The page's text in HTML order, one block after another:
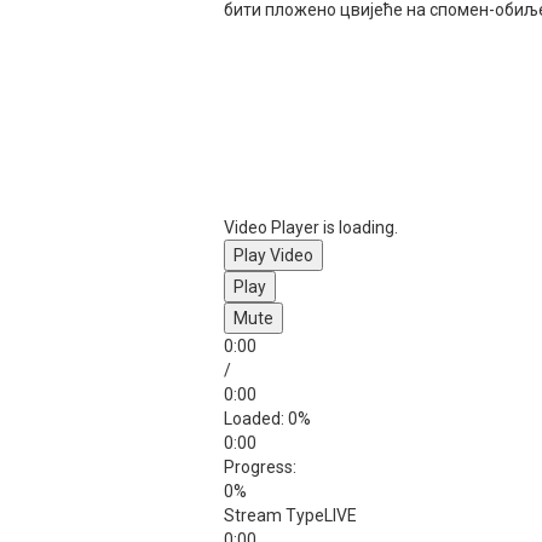
бити пложено цвијеће на спомен-
Video Player is loading.
Play Video
Play
Mute
0:00
/
0:00
Loaded: 0%
0:00
Progress:
0%
Stream TypeLIVE